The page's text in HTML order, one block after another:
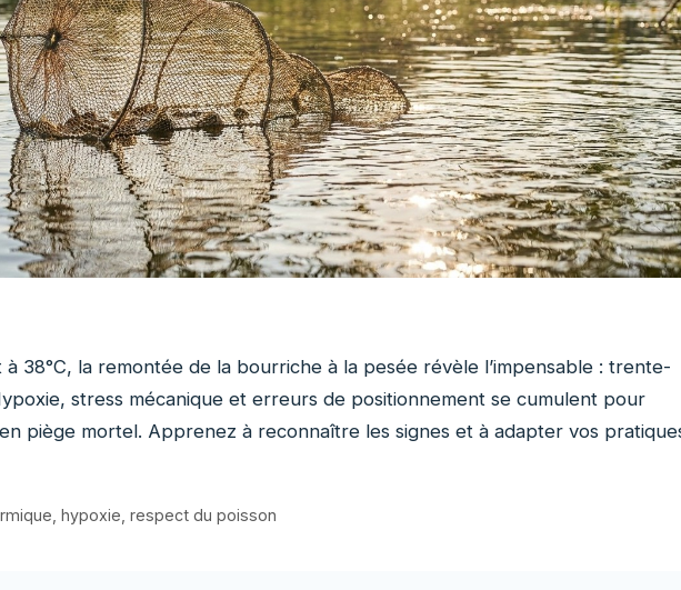
à 38°C, la remontée de la bourriche à la pesée révèle l’impensable : trente-
stress mécanique et erreurs de positionnement se cumulent pour
piège mortel. Apprenez à reconnaître les signes et à adapter vos
hypoxie respect du poisson